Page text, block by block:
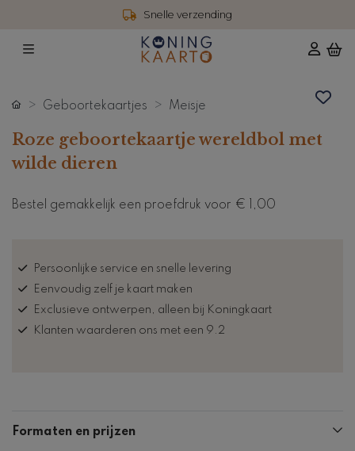
Snelle verzending
Geboortekaartjes Meisje
Roze geboortekaartje wereldbol met
wilde dieren
Bestel gemakkelijk een proefdruk voor € 1,00
Persoonlijke service en snelle levering
Eenvoudig zelf je kaart maken
Exclusieve ontwerpen, alleen bij Koningkaart
Klanten waarderen ons met een 9.2
Formaten en prijzen